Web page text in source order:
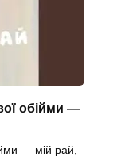
обійми —
— мій рай,